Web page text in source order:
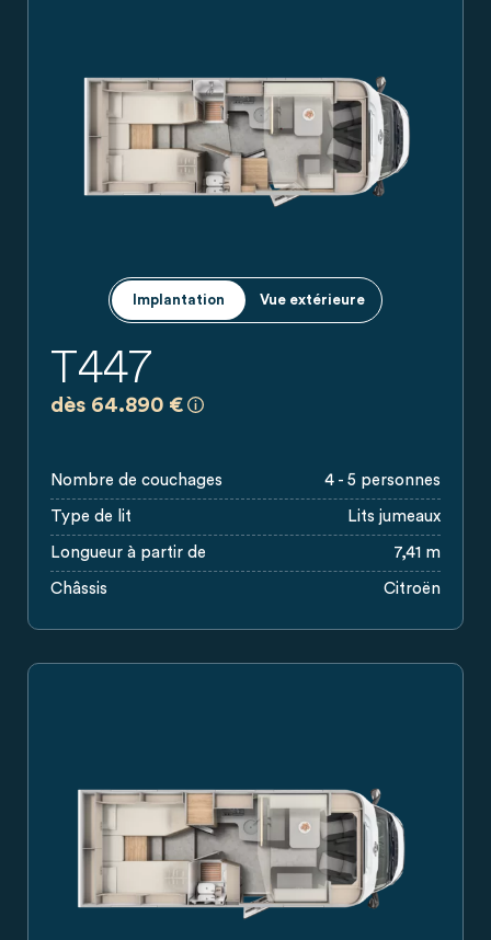
Implantation Vue extérieure
T447
dès 64.890 €
Nombre de couchages 4 - 5 personnes
Type de lit Lits jumeaux
Longueur à partir de 7,41 m
Châssis Citroën